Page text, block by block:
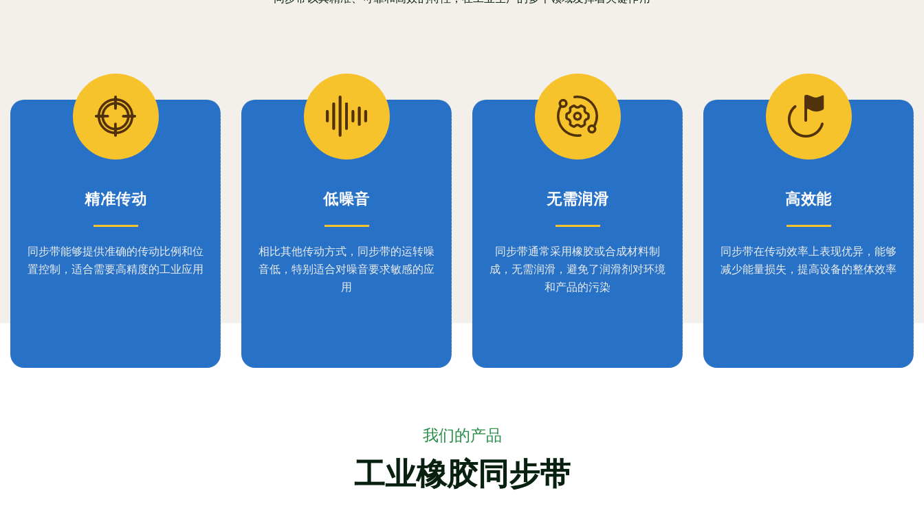
精准传动
同步带能够提供准确的传动比例和位
置控制，适合需要高精度的工业应用
低噪音
相比其他传动方式，同步带的运转噪
音低，特别适合对噪音要求敏感的应
用
无需润滑
同步带通常采用橡胶或合成材料制
成，无需润滑，避免了润滑剂对环境
和产品的污染
高效能
同步带在传动效率上表现优异，能够
减少能量损失，提高设备的整体效率
我们的产品
工业橡胶同步带